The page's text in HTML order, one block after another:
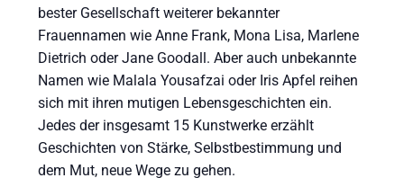
bester Gesellschaft weiterer bekannter
Frauennamen wie Anne Frank, Mona Lisa, Marlene
Dietrich oder Jane Goodall. Aber auch unbekannte
Namen wie Malala Yousafzai oder Iris Apfel reihen
sich mit ihren mutigen Lebensgeschichten ein.
Jedes der insgesamt 15 Kunstwerke erzählt
Geschichten von Stärke, Selbstbestimmung und
dem Mut, neue Wege zu gehen.